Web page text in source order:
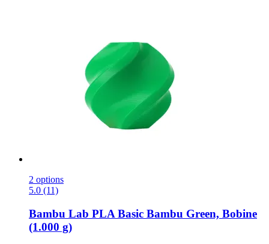
2 options
5.0 (11)
Bambu Lab PLA Basic Bambu Green, Bobine
(1.000 g)